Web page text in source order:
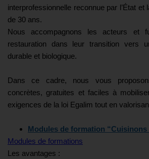
interprofessionnelle reconnue par l’État et
de 30 ans.
Nous accompagnons les acteurs et
restauration dans leur transition vers
durable et biologique.
Dans ce cadre, nous vous
concrètes, gratuites et faciles à
exigences de la loi Egalim tout en
Modules de formation “Cuisinons
Modules de formations
Les avantages :